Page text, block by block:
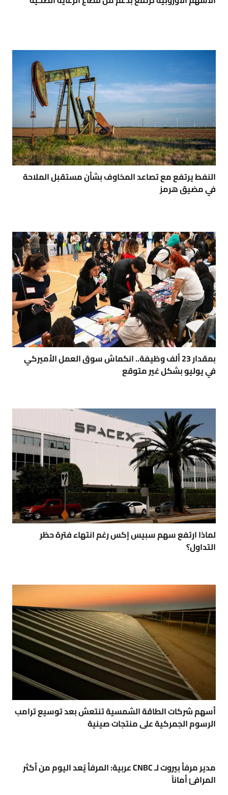
بمقدار 23 ألف وظيفة.. انكماش سوق العمل الأميركي
في يوليو بشكل غير متوقع
لماذا ارتفع سهم سبيس إكس رغم انتهاء فترة حظر
التداول؟
أسهم شركات الطاقة الشمسية تنتعش بعد توسيع ترامب
الرسوم الجمركية على منتجات صينية
مدير مرفأ بيروت لـ CNBC عربية: المرفأ يُعد اليوم من أكثر
المرافئ أماناً
النفط يرتفع مع تصاعد المخاوف بشأن مستقبل الملاحة
في مضيق هرمز